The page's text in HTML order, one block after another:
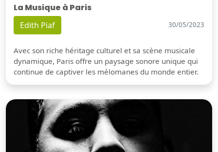
La Musique à Paris
Edith Piaf 30/05/2023
Avec son riche héritage culturel et sa scène musicale
dynamique, Paris offre un paysage sonore unique qui
continue de captiver les mélomanes du monde entier.